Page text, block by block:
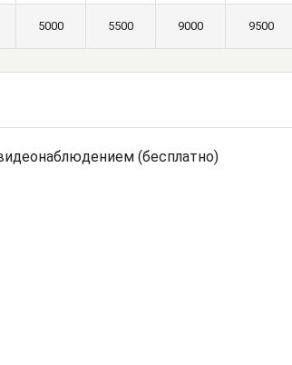
5000 5500 9000 9500
(бесплатно)